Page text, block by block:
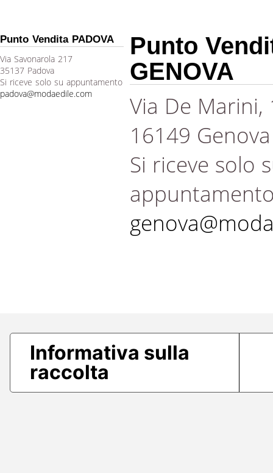
Punto Vendita PADOVA
Via Savonarola 217
35137 Padova
Si riceve solo su appuntamento
padova@modaedile.com
Punto
GENOVA
Via De Marini,
16149 Genova
Si riceve solo
Informativa sulla
raccolta